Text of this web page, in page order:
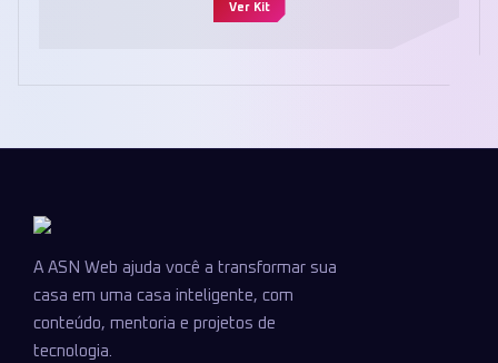
Ver Kit
A ASN Web ajuda você a transformar sua
casa em uma casa inteligente, com
conteúdo, mentoria e projetos de
tecnologia.